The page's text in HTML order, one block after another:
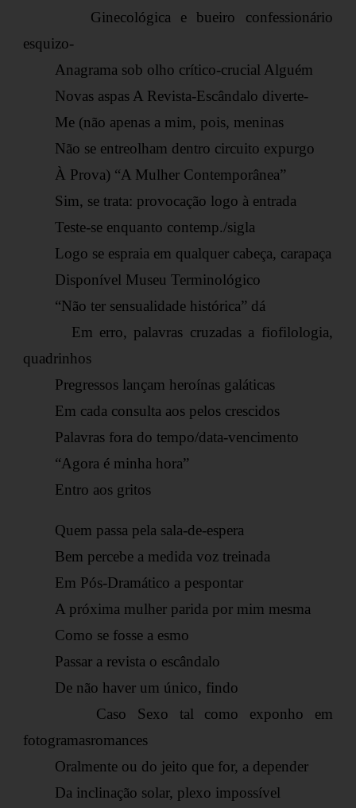
Ginecológica e bueiro confessionário
esquizo-
Anagrama sob olho crítico-crucial Alguém
Novas aspas A Revista-Escândalo diverte-
Me (não apenas a mim, pois, meninas
Não se entreolham dentro circuito expurgo
À Prova) “A Mulher Contemporânea”
Sim, se trata: provocação logo à entrada
Teste-se enquanto contemp./sigla
Logo se espraia em qualquer cabeça, carapaça
Disponível Museu Terminológico
“Não ter sensualidade histórica” dá
Em erro, palavras cruzadas a fiofilologia,
quadrinhos
Pregressos lançam heroínas galáticas
Em cada consulta aos pelos crescidos
Palavras fora do tempo/data-vencimento
“Agora é minha hora”
Entro aos gritos
Quem passa pela sala-de-espera
Bem percebe a medida voz treinada
Em Pós-Dramático a pespontar
A próxima mulher parida por mim mesma
Como se fosse a esmo
Passar a revista o escândalo
De não haver um único, findo
Caso Sexo tal como exponho em
fotogramasromances
Oralmente ou do jeito que for, a depender
Da inclinação solar, plexo impossível